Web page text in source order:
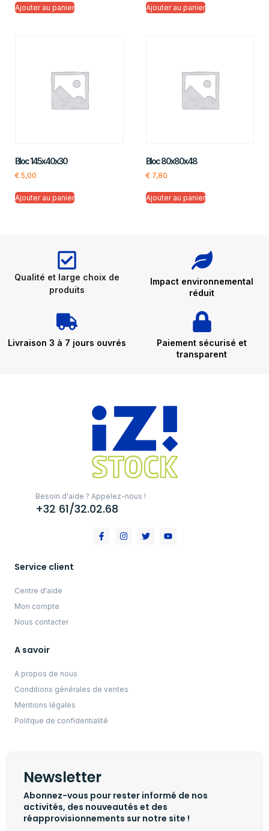
Ajouter au panier Ajouter au panier
Bloc 145x40x30
€ 5,00
Ajouter au panier
Bloc 80x80x48
€7,80
Ajouter au panier
Qualité et large choix de
produits
Impact environnemental
réduit
Livraison 3 à 7 jours ouvrés
Paiement sécurisé et
transparent
Besoin d'aide ? Appelez-nous !
+32 61/32.02.68
Service client
Centre d'aide
Mon compte
Nous contacter
A savoir
A propos de nous
Conditions générales de ventes
Mentions légales
Politque de confidentialité
Newsletter
Abonnez-vous pour rester informé de nos
activités, des nouveautés et des
réapprovisionnements sur notre site !